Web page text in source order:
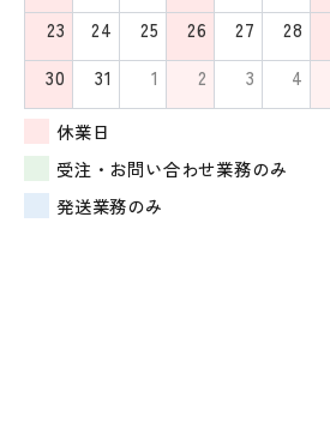
23
24 25 26 27 28
30
31 1 2 3 4
休業日
受注・お問い合わせ業務のみ
発送業務のみ